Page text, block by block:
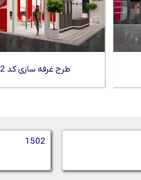
طرح غرفه سازی کد 1502
1502